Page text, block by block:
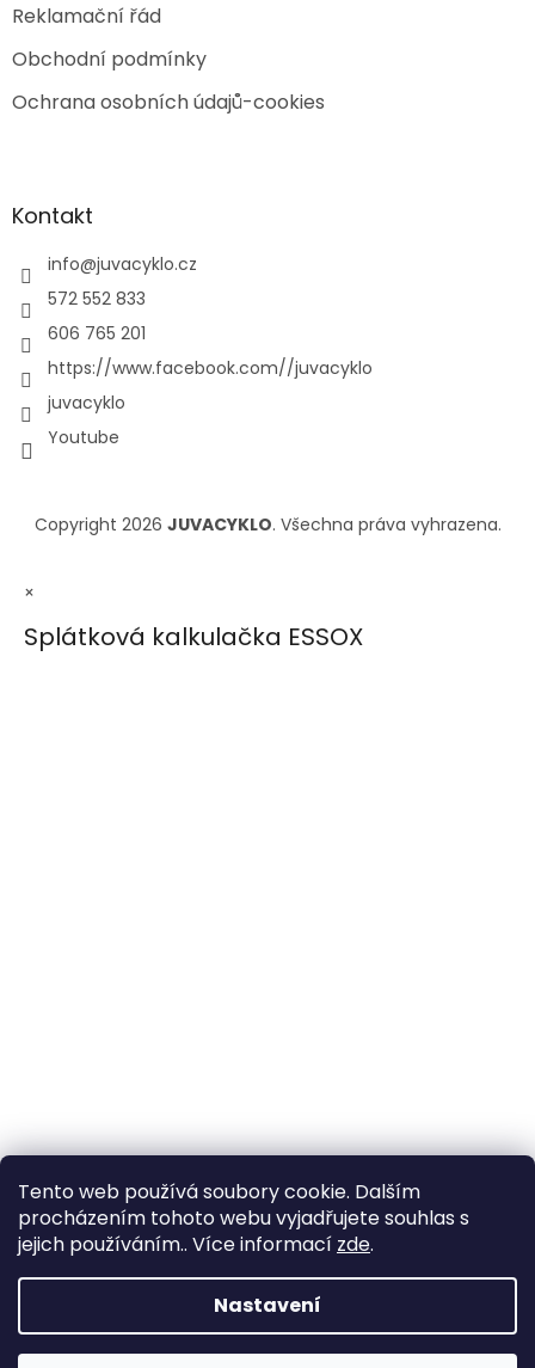
Tento web používá soubory cookie. Dalším
procházením tohoto webu vyjadřujete souhlas s
jejich používáním.. Více informací zde.
Nastavení
Reklamační řád
Obchodní podmínky
Ochrana osobních údajů-cookies
Kontakt
info@juvacyklo.cz
572 552 833
606 765 201
https://www.facebook.com//juvacyklo
juvacyklo
Youtube
Copyright 2026 JUVACYKLO. Všechna práva vyhrazena.
×
Splátková kalkulačka ESSOX